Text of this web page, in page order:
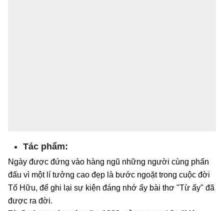
Tác phẩm:
Ngày được đứng vào hàng ngũ những người cùng phấn
đấu vì một lí tưởng cao đẹp là bước ngoặt trong cuộc đời
Tố Hữu, để ghi lại sự kiện đáng nhớ ấy bài thơ "Từ ấy" đã
được ra đời.